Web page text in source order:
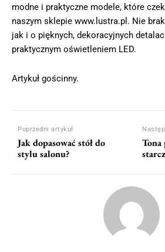
modne i praktyczne modele, które
naszym sklepie www.lustra.pl. Nie
jak i o pięknych, dekoracyjnych
praktycznym oświetleniem LED.
Artykuł gościnny.
Poprzedni artykuł
Jak dopasować stół do
stylu salonu?